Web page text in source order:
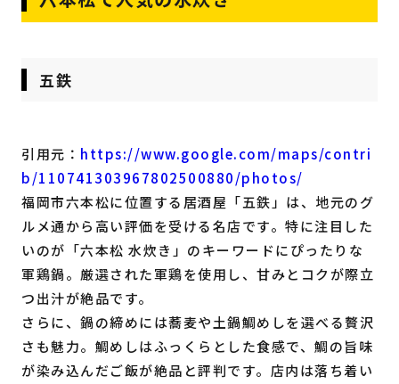
五鉄
引用元： https://www.google.com/maps/contri
b/110741303967802500880/photos/
福岡市六本松に位置する居酒屋「五鉄」は、地元のグ
ルメ通から高い評価を受ける名店です。特に注目した
いのが「六本松 水炊き」のキーワードにぴったりな
軍鶏鍋。厳選された軍鶏を使用し、甘みとコクが際立
つ出汁が絶品です。
さらに、鍋の締めには蕎麦や土鍋鯛めしを選べる贅沢
さも魅力。鯛めしはふっくらとした食感で、鯛の旨味
が染み込んだご飯が絶品と評判です。店内は落ち着い